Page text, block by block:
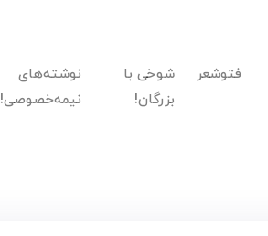
فتوشعر
شوخی با
بزرگان!
نوشته‌های
نیمه‌خصوصی!